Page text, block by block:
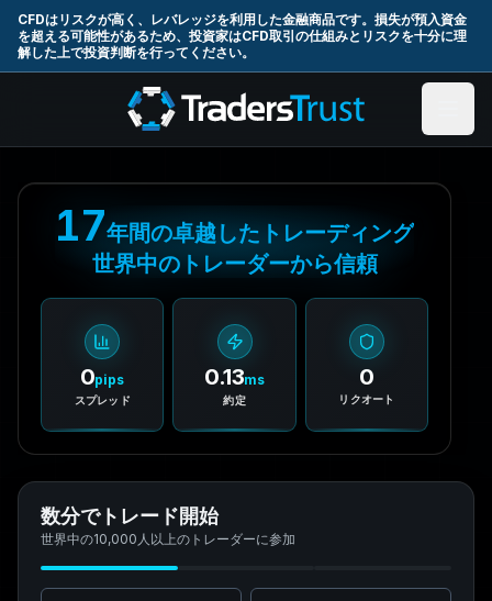
CFDはリスクが高く、レバレッジを利用した金融商品です。損失が預入資金
を超える可能性があるため、投資家はCFD取引の仕組みとリスクを十分に理
解した上で投資判断を行ってください。
Skip to main content
17年間の卓越したトレーディング
世界中のトレーダーから信頼
0pips
スプレッド
0.13ms
約定
0
リクオート
数分でトレード開始
世界中の10,000人以上のトレーダーに参加